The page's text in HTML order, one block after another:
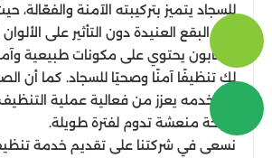
للسجاد يتميز بتركيبته الآمنة
إزالة البقع العنيدة دون التأثير على
الصابون يحتوي على مكونات طبيعية
لك تنظيفًا آمنًا وصحيًا للسجاد. كما أن
نستخدمه يعزز من فعالية عملية
برائحة منعشة تدوم لفترة طويلة.
نسعى في شركتنا على تقديم خدمة